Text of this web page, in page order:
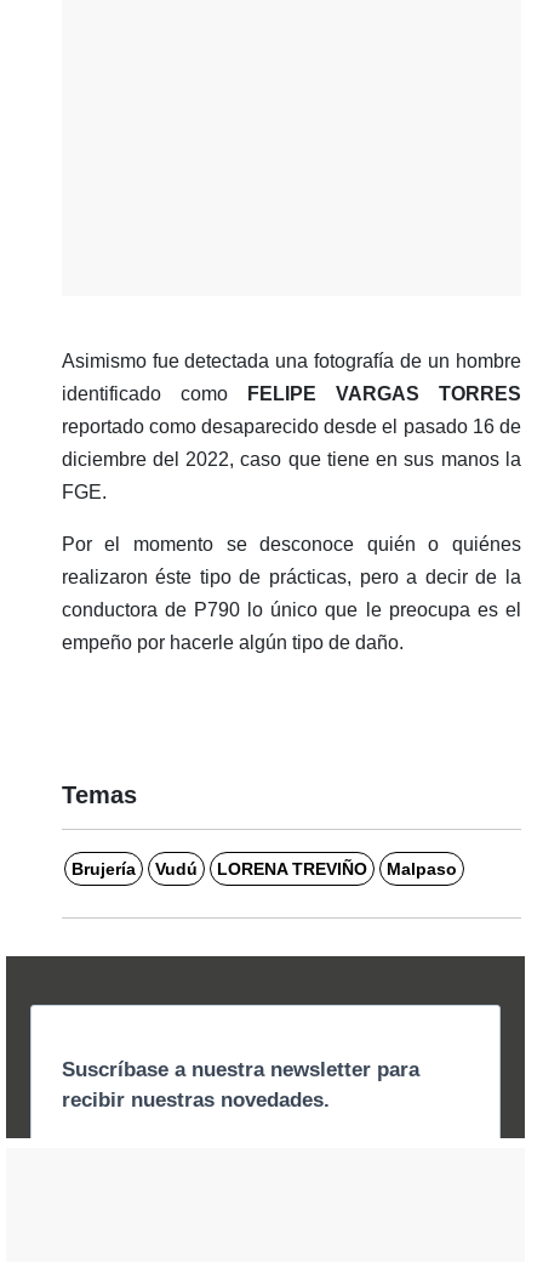
Asimismo fue detectada una fotografía de un hombre
identificado como
FELIPE VARGAS TORRES
reportado como desaparecido desde el pasado 16 de
diciembre del 2022, caso que tiene en sus manos la
FGE.
Por el momento se desconoce quién o quiénes
realizaron éste tipo de prácticas, pero a decir de la
conductora de P790 lo único que le preocupa es el
empeño por hacerle algún tipo de daño.
Temas
Brujería Vudú LORENA TREVIÑO Malpaso